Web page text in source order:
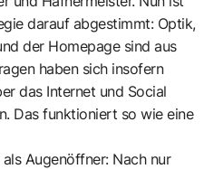
darauf abgestimmt: Optik,
der Homepage sind aus
haben sich insofern
das Internet und Social
Das funktioniert so wie eine
Augenöffner: Nach nur